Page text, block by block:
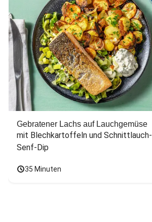
Gebratener Lachs auf Lauchgemüse
mit Blechkartoffeln und Schnittlauch-
Senf-Dip
35 Minuten